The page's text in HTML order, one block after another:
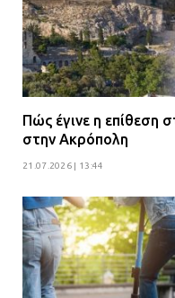
Πώς έγινε η επίθεση
στην Ακρόπολη
21.07.2026 | 13:44